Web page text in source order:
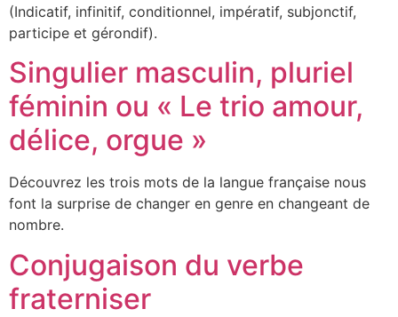
(Indicatif, infinitif, conditionnel, impératif, subjonctif,
participe et gérondif).
Singulier masculin, pluriel
féminin ou « Le trio amour,
délice, orgue »
Découvrez les trois mots de la langue française nous
font la surprise de changer en genre en changeant de
nombre.
Conjugaison du verbe
fraterniser